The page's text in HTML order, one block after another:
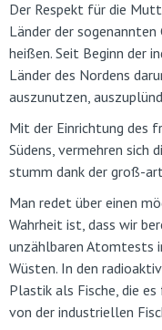
Der Respekt für die
Länder der sogenannten
heißen. Seit Beginn der
Länder des Nordens
auszunutzen,
Mit der Einrichtung des
Südens, vermehren sich
stumm dank der groß-
Man redet über einen
Wahrheit ist, dass wir
unzählbaren Atomtests
Wüsten. In den
Plastik als Fische, die
von der industriellen